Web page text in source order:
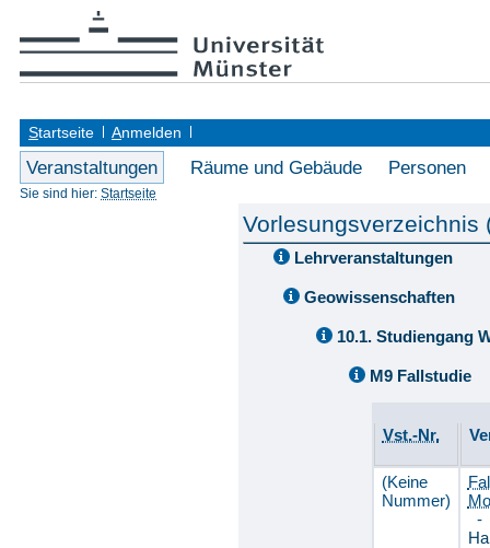
Startseite Anmelden
Veranstaltungen Räume und Gebäude Personen
Sie sind hier: Startseite
Vorlesungsverzeichnis
Lehrveranstaltungen
Geowissenschaften
10.1. Studiengang
M9 Fallstudie
Vst.-Nr.
(Keine
Nummer)